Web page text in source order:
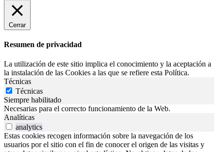
Cerrar
Resumen de privacidad
La utilización de este sitio implica el conocimiento y la aceptación a
la instalación de las Cookies a las que se refiere esta Política.
Técnicas
Técnicas
Siempre habilitado
Necesarias para el correcto funcionamiento de la Web.
Analíticas
analytics
Estas cookies recogen información sobre la navegación de los
usuarios por el sitio con el fin de conocer el origen de las visitas y